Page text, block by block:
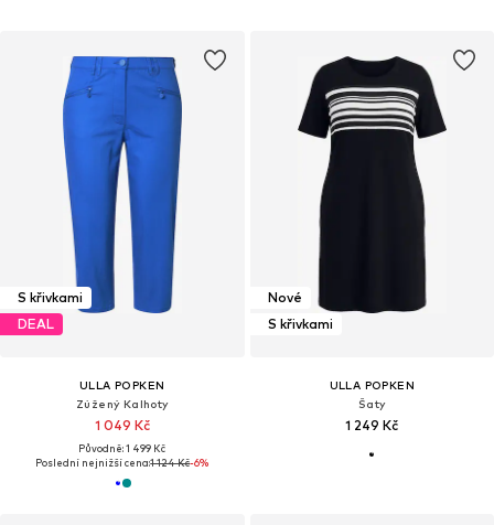
S křivkami
DEAL
ULLA POPKEN
Zúžený Kalhoty
1 049 Kč
Původně: 1 499 Kč
Poslední nejnižší cena:1 124 Kč-6%
Nové
S křivkami
ULLA POPKEN
Šaty
1 249 Kč